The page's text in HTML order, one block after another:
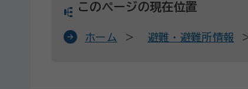
このページの現在位置
ホーム 避難・避難所情報